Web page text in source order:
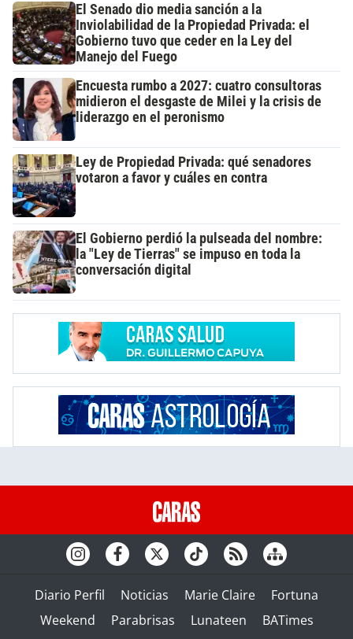
El Senado dio media sanción a la
Inviolabilidad de la Propiedad Privada: el
Gobierno tuvo que ceder en la Ley del
Manejo del Fuego
Encuesta rumbo a 2027: cuatro consultoras
midieron el desgaste de Milei y la crisis de
liderazgo en el peronismo
Ley de Propiedad Privada: qué senadores
votaron a favor y cuáles en contra
El Gobierno perdió la pulseada del nombre:
la "Ley de Tierras" se impuso en toda la
conversación digital
Diario Perfil Noticias Marie Claire
Fortuna
Weekend
Parabrisas Lunateen BATimes